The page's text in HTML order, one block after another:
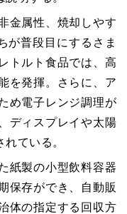
金属性、焼却しやす
が普段目にするさま
トルト食品では、高
を発揮。さらに、ア
め電子レンジ調理が
ディスプレイや太陽
ている。
紙製の小型飲料容器
保存ができ、自動販
体の指定する回収方